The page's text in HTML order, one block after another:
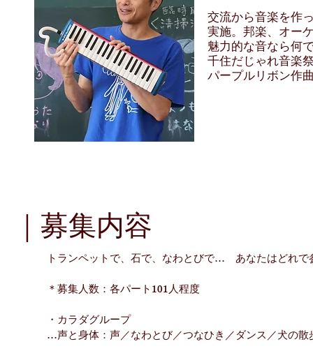
交流から音楽を作
実施。邦楽、オー
魅力的な音なら何
千住だじゃれ音楽
パープルリボン作
｜募集内容
トランペットで、石で、なわとびで… あなたはどれで
＊募集人数：各パート101人程度
・ カラダグループ
…声と身体：声／なわとび／つなひき／ダンス／犬の散